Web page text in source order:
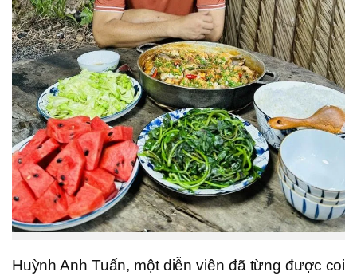
Huỳnh Anh Tuấn, một diễn viên đã từng được coi